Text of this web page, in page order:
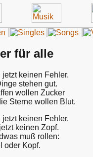
für alle
jetzt keinen Fehler.
stehen gut.
wollen Zucker
Sterne wollen Blut.
jetzt keinen Fehler.
keinen Zopf.
muß rollen:
oder Kopf.